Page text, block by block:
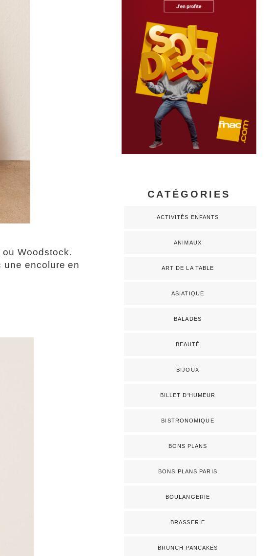
Woodstock.
une encolure en
CATÉGORIES
ACTIVITÉS ENFANTS
ANIMAUX
ART DE LA TABLE
ASIATIQUE
BALADES
BEAUTÉ
BIJOUX
BILLET D'HUMEUR
BISTRONOMIQUE
BONS PLANS
BONS PLANS PARIS
BOULANGERIE
BRASSERIE
BRUNCH PANCAKES